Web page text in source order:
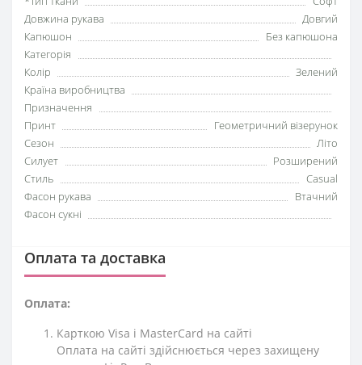
Довжина рукава
Довгий
Капюшон
Без капюшона
Категорія
Колір
Зелений
Країна виробництва
Призначення
Принт
Геометричний візерунок
Сезон
Літо
Силует
Розширений
Стиль
Casual
Фасон рукава
Втачний
Фасон сукні
Оплата та доставка
Оплата:
Карткою Visa і MasterCard на сайті
Оплата на сайті здійснюється через захищену